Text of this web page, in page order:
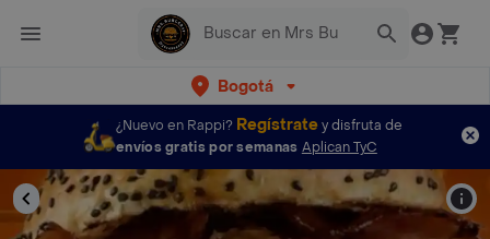
Bogotá
¿Nuevo en Rappi? Regístratey disfruta de
envíos gratis por semanas Aplican TyC